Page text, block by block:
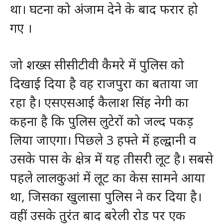
था। घटना को अंजाम देने के बाद फरार हो
गए ।
जो शख्स सीसीटीवी कैमरे में पुलिस को
दिखाई दिया है वह राजपुरा का बताया जा
रहा है। एसएसआई कैलाश सिंह नेगी का
कहना है कि पुलिस लुटेरों को जल्द पकड़
लिया जाएगा। पिछले 3 हफ्ते में हल्द्वानी व
उसके पास के क्षेत्र में यह तीसरी लूट है। सबसे
पहले लालकुआं में लूट का केस सामने आया
था, जिसका खुलासा पुलिस ने कर दिया है।
वहीं उसके तुरंत बाद बरेली रोड पर एक